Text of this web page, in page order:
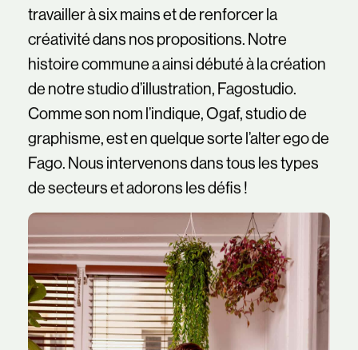
travailler à six mains et de renforcer la
créativité dans nos propositions. Notre
histoire commune a ainsi débuté à la création
de notre studio d’illustration, Fagostudio.
Comme son nom l’indique, Ogaf, studio de
graphisme, est en quelque sorte l’alter ego de
Fago. Nous intervenons dans tous les types
de secteurs et adorons les défis !